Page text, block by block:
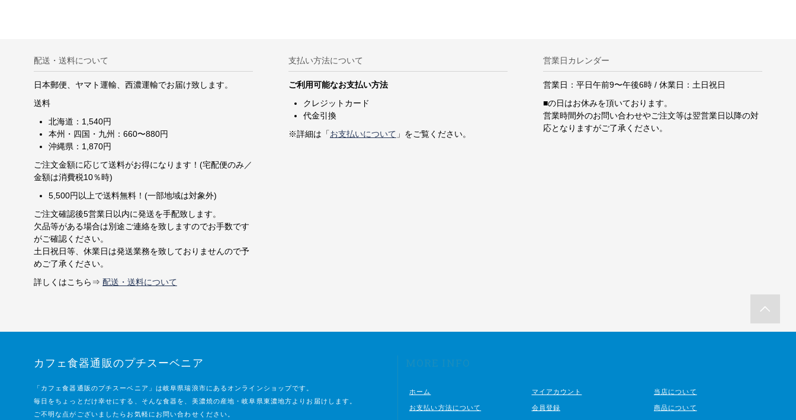
配送・送料について
日本郵便、ヤマト運輸、西濃運輸でお届け致します。
送料
北海道：1,540円
本州・四国・九州：660〜880円
沖縄県：1,870円
ご注文金額に応じて送料がお得になります！(宅配便のみ／
金額は消費税10％時)
5,500円以上で送料無料！(一部地域は対象外)
ご注文確認後5営業日以内に発送を手配致します。
欠品等がある場合は別途ご連絡を致しますのでお手数です
がご確認ください。
土日祝日等、休業日は発送業務を致しておりませんので予
めご了承ください。
詳しくはこちら⇒ 配送・送料について
支払い方法について
ご利用可能なお支払い方法
クレジットカード
代金引換
※詳細は「お支払いについて 」をご覧ください。
営業日カレンダー
営業日：平日午前9〜午後6時 / 休業日：土日祝日
■の日はお休みを頂いております。
営業時間外のお問い合わせやご注文等は翌営業日以降の対
応となりますがご了承ください。
カフェ食器通販のプチスーベニア
「カフェ食器通販のプチスーベニア」は岐阜県瑞浪市にあるオンラインショップです。
毎日をちょっとだけ幸せにする、そんな食器を、美濃焼の産地・岐阜県東濃地方よりお届けします。
ご不明な点がございましたらお気軽にお問い合わせください。
MORE INFO
ホーム
お支払い方法について
マイアカウント
会員登録
当店について
商品について